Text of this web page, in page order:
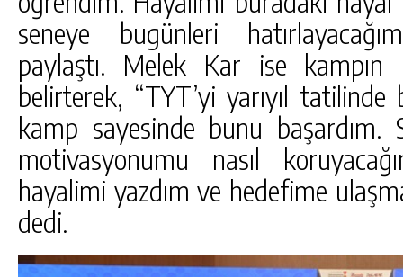
seneye bugünleri
paylaştı. Melek Kar ise kampın
belirterek, “TYT’yi yarıyıl
kamp sayesinde bunu başardım.
motivasyonumu nasıl
hayalimi yazdım ve hedefime
dedi.